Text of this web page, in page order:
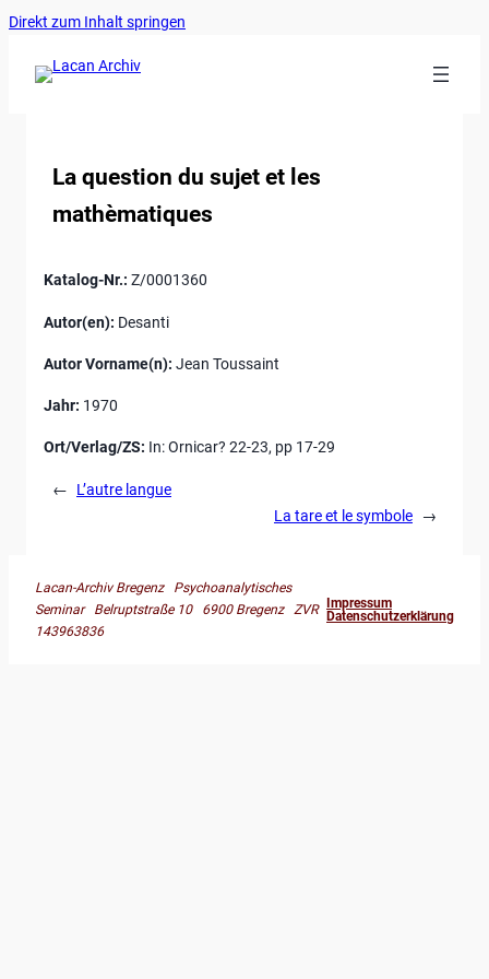
Direkt zum Inhalt springen
La question du sujet et les
mathèmatiques
Katalog-Nr.: Z/0001360
Autor(en): Desanti
Autor Vorname(n): Jean Toussaint
Jahr: 1970
Ort/Verlag/ZS: In: Ornicar? 22-23, pp 17-29
←
L’autre langue
La tare et le symbole
→
Lacan-Archiv Bregenz Psychoanalytisches
Seminar Belruptstraße 10 6900 Bregenz ZVR
143963836
Impressum
Datenschutzerklärung